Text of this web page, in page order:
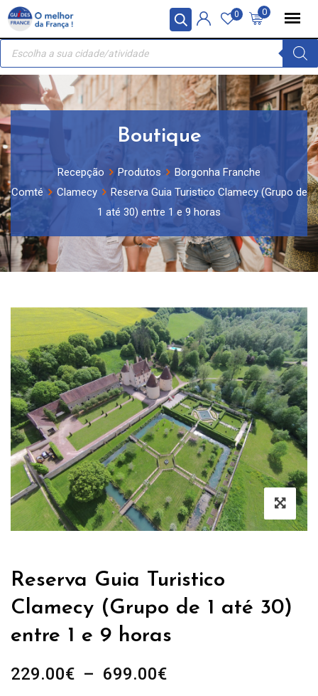
Painel de Gerenciamento de Cookies
Skip
content
0
0
Recherche
produits
Boutique
Recepção Produtos
Borgonha Franche
Comté
Clamecy
Reserva Guia Turistico Clamecy (Grupo de
1 até 30) entre 1 e 9 horas
Reserva Guia Turistico
Clamecy (Grupo de 1 até 30)
entre 1 e 9 horas
229.00€ – 699.00€Plage